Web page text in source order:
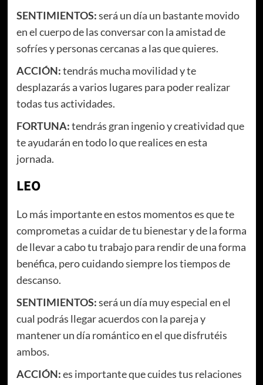
SENTIMIENTOS:será un día un bastante movido
en el cuerpo de las conversar con la amistad de
sofríes y personas cercanas a las que quieres.
ACCIÓN:tendrás mucha movilidad y te
desplazarás a varios lugares para poder realizar
todas tus actividades.
FORTUNA:tendrás gran ingenio y creatividad que
te ayudarán en todo lo que realices en esta
jornada.
LEO
Lo más importante en estos momentos es que te
comprometas a cuidar de tu bienestar y de la forma
de llevar a cabo tu trabajo para rendir de una forma
benéfica, pero cuidando siempre los tiempos de
descanso.
SENTIMIENTOS:será un día muy especial en el
cual podrás llegar acuerdos con la pareja y
mantener un día romántico en el que disfrutéis
ambos.
ACCIÓN:es importante que cuides tus relaciones